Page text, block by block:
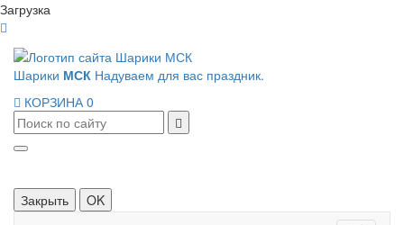
Загрузка
Шарики МСК Надуваем для вас праздник.
КОРЗИНА 0
Закрыть OK